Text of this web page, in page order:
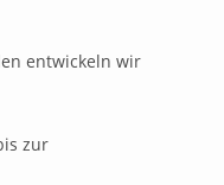
entwickeln wir
zur